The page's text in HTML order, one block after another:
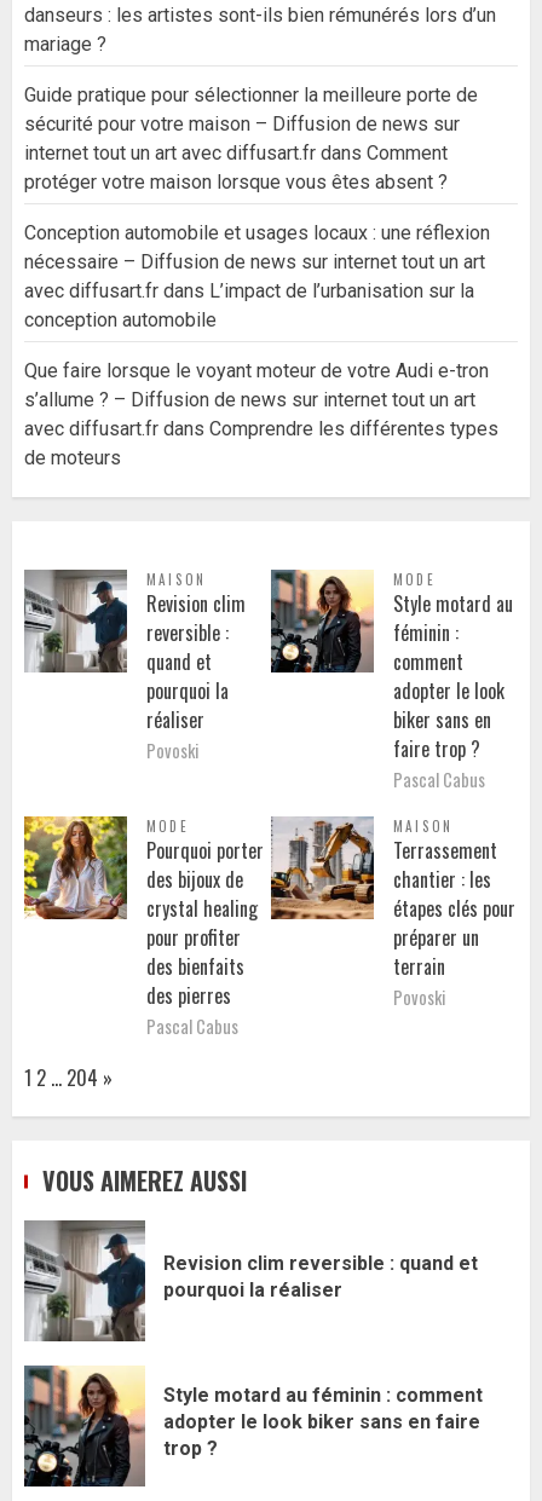
danseurs : les artistes sont-ils bien rémunérés lors d’un
mariage ?
Guide pratique pour sélectionner la meilleure porte de
sécurité pour votre maison – Diffusion de news sur
internet tout un art avec diffusart.fr dans Comment
protéger votre maison lorsque vous êtes absent ?
Conception automobile et usages locaux : une réflexion
nécessaire – Diffusion de news sur internet tout un art
avec diffusart.fr dans L’impact de l’urbanisation sur la
conception automobile
Que faire lorsque le voyant moteur de votre Audi e-tron
s’allume ? – Diffusion de news sur internet tout un art
avec diffusart.fr dans Comprendre les différentes types
de moteurs
MAISON
Revision clim
reversible :
quand et
pourquoi la
réaliser
Povoski
MODE
Style motard au
féminin :
comment
adopter le look
biker sans en
faire trop ?
Pascal Cabus
MODE
Pourquoi porter
des bijoux de
crystal healing
pour profiter
des bienfaits
des pierres
Pascal Cabus
MAISON
Terrassement
chantier : les
étapes clés pour
préparer un
terrain
Povoski
Page:
1 2 … 204 Next
»
VOUS AIMEREZ AUSSI
Revision clim reversible : quand et
pourquoi la réaliser
Style motard au féminin : comment
adopter le look biker sans en faire
trop ?